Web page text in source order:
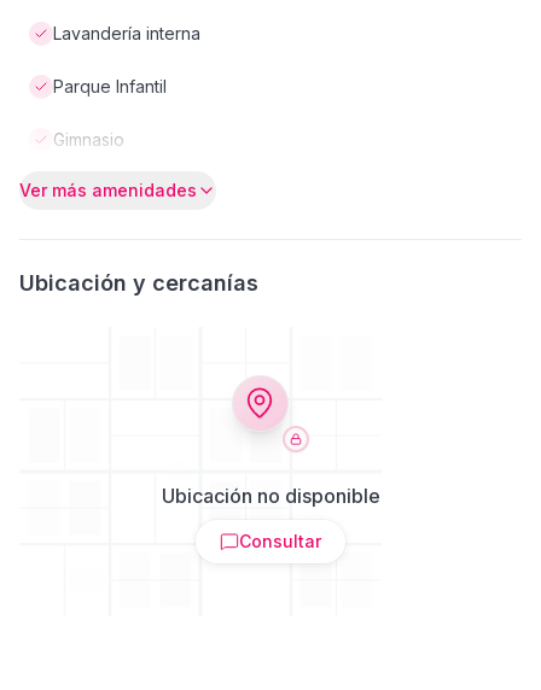
Lavandería interna
Parque Infantil
Gimnasio
Ver más amenidades
Ubicación y cercanías
Ubicación no disponible
Consultar